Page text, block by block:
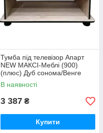
Тумба під телевізор Апарт
NEW МАКСІ-Меблі (900)
(плюс) Дуб сонома/Венге
темний (10961)
В наявності
3 387 ₴
Купити